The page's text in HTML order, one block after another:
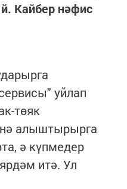
Кайбер нәфис
уйлап
төяк
алыштырырга
ә күпмедер
итә. Ул